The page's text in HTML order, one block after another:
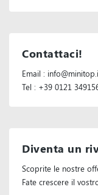
Contattaci!
Email :
Tel : +39 0121
Diventa un
Scoprite le nostre
Fate crescere il